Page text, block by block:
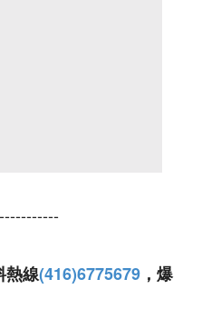
熱線(416)6775679 ，爆